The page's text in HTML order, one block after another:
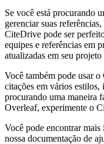
Se você está procurando
gerenciar suas
CiteDrive pode ser
equipes e referências em
atualizadas em seu
Você também pode usar
citações em vários estilos,
procurando uma maneira
Overleaf, experimente o
Você pode encontrar
nossa documentação de